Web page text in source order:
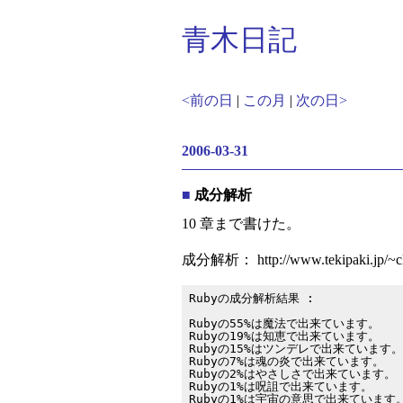
青木日記
<前の日 | この月 | 次の日>
2006-03-31
■ 成分解析
10 章まで書けた。
成分解析： http://www.tekipaki.jp/
Rubyの成分解析結果 :
Rubyの55%は魔法で出来ています。
Rubyの19%は知恵で出来ています。
Rubyの15%はツンデレで出来ています。
Rubyの7%は魂の炎で出来ています。
Rubyの2%はやさしさで出来ています。
Rubyの1%は呪詛で出来ています。